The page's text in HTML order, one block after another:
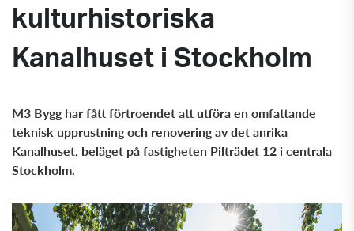
kulturhistoriska
Kanalhuset i Stockholm
M3 Bygg har fått förtroendet att utföra en omfattande
teknisk upprustning och renovering av det anrika
Kanalhuset, beläget på fastigheten Pilträdet 12 i centrala
Stockholm.